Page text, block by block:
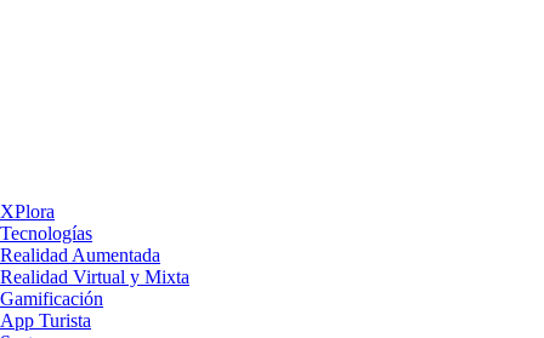
XPlora
Tecnologías
Realidad Aumentada
Realidad Virtual y Mixta
Gamificación
App Turista